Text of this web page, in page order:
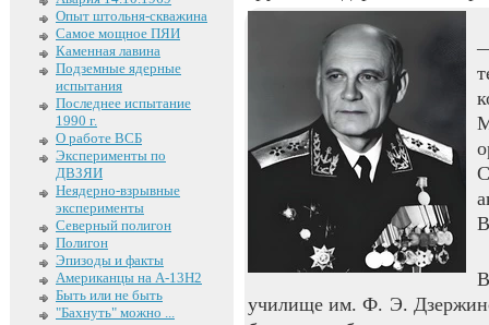
Опыт штольня-скважина
Самое мощное ПЯИ
Каменная лавина
Подземные ядерные
испытания
Последнее испытание
1990 г.
О работе ВСБ
Эксперименты по
ДВЗЯИ
Неядерно-взрывные
эксперименты
Северный полигон
Полигон
Эпизоды и факты
Американцы на А-13Н2
Быть или не быть
"Бахнуть" можно ...
училище им. Ф. Э.